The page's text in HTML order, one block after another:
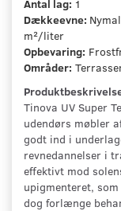
Antal lag: 1
Dækkeevne:
m²/liter
Opbevaring:
Områder:
Tinova UV Super
udendørs møbler
godt ind i
revnedannelser i
effektivt mod
upigmenteret,
dog forlænge